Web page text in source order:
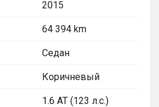
2015
64 394 km
Седан
Коричневый
1.6 AT (123 л.с.)